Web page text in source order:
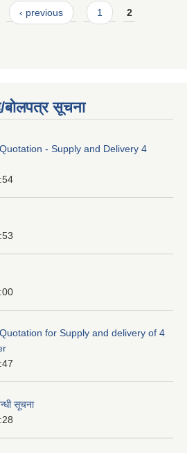
‹ previous 1 2
बोलपत्र सूचना
- Supply and Delivery 4
for Supply and delivery of 4
सूचना